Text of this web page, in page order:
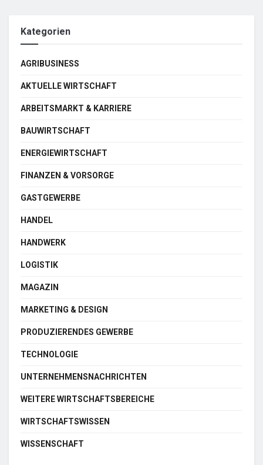
Kategorien
AGRIBUSINESS
AKTUELLE WIRTSCHAFT
ARBEITSMARKT & KARRIERE
BAUWIRTSCHAFT
ENERGIEWIRTSCHAFT
FINANZEN & VORSORGE
GASTGEWERBE
HANDEL
HANDWERK
LOGISTIK
MAGAZIN
MARKETING & DESIGN
PRODUZIERENDES GEWERBE
TECHNOLOGIE
UNTERNEHMENSNACHRICHTEN
WEITERE WIRTSCHAFTSBEREICHE
WIRTSCHAFTSWISSEN
WISSENSCHAFT